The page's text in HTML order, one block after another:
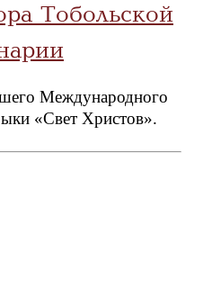
Тобольской
Международного
«Свет Христов».